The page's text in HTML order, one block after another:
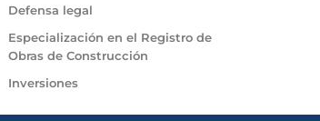
Defensa legal
Especialización en el Registro de
Obras de Construcción
Inversiones